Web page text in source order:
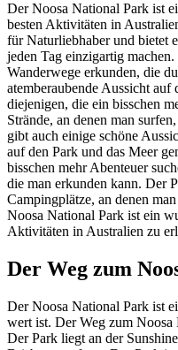
Der Noosa National Park ist
besten Aktivitäten in
für Naturliebhaber und bietet
jeden Tag einzigartig
Wanderwege erkunden, die
atemberaubende Aussicht
diejenigen, die ein bisschen
Strände, an denen man
gibt auch einige schöne
auf den Park und das Meer
bisschen mehr Abenteuer
die man erkunden kann. Der
Campingplätze, an denen
Noosa National Park ist ein
Aktivitäten in Australien zu
Der Weg zum
Der Noosa National Park ist
wert ist. Der Weg zum Noosa
Der Park liegt an der